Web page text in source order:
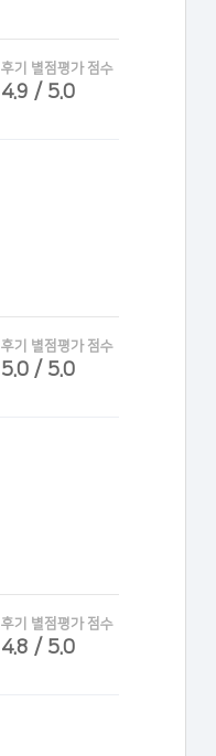
후기 별점평가 점수
4.9 / 5.0
후기 별점평가 점수
5.0 / 5.0
후기 별점평가 점수
4.8 / 5.0